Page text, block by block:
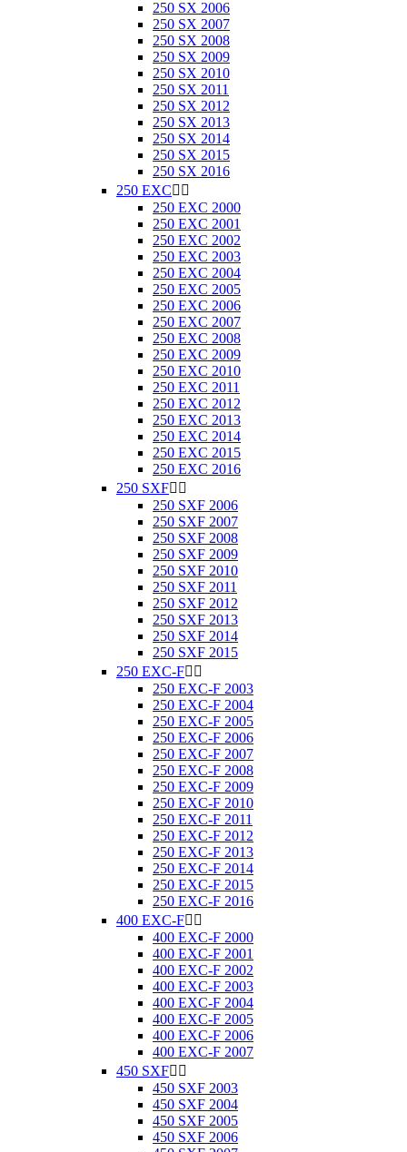
250 SX 2006
250 SX 2007
250 SX 2008
250 SX 2009
250 SX 2010
250 SX 2011
250 SX 2012
250 SX 2013
250 SX 2014
250 SX 2015
250 SX 2016
250 EXC 
250 EXC 2000
250 EXC 2001
250 EXC 2002
250 EXC 2003
250 EXC 2004
250 EXC 2005
250 EXC 2006
250 EXC 2007
250 EXC 2008
250 EXC 2009
250 EXC 2010
250 EXC 2011
250 EXC 2012
250 EXC 2013
250 EXC 2014
250 EXC 2015
250 EXC 2016
250 SXF 
250 SXF 2006
250 SXF 2007
250 SXF 2008
250 SXF 2009
250 SXF 2010
250 SXF 2011
250 SXF 2012
250 SXF 2013
250 SXF 2014
250 SXF 2015
250 EXC-F 
250 EXC-F 2003
250 EXC-F 2004
250 EXC-F 2005
250 EXC-F 2006
250 EXC-F 2007
250 EXC-F 2008
250 EXC-F 2009
250 EXC-F 2010
250 EXC-F 2011
250 EXC-F 2012
250 EXC-F 2013
250 EXC-F 2014
250 EXC-F 2015
250 EXC-F 2016
400 EXC-F 
400 EXC-F 2000
400 EXC-F 2001
400 EXC-F 2002
400 EXC-F 2003
400 EXC-F 2004
400 EXC-F 2005
400 EXC-F 2006
400 EXC-F 2007
450 SXF 
450 SXF 2003
450 SXF 2004
450 SXF 2005
450 SXF 2006